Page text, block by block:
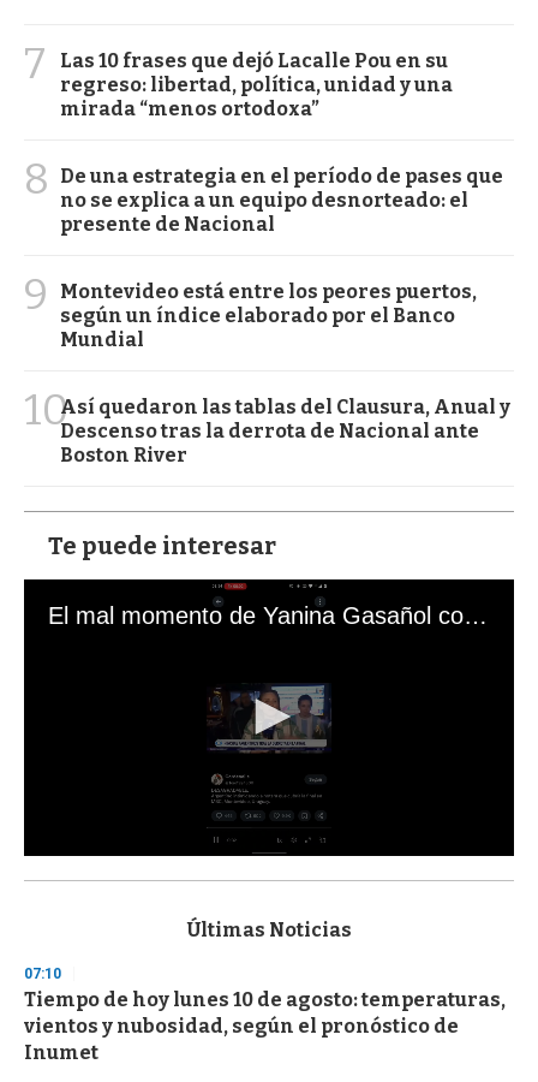
7
Las 10 frases que dejó Lacalle Pou en su
regreso: libertad, política, unidad y una
mirada “menos ortodoxa”
8
De una estrategia en el período de pases que
no se explica a un equipo desnorteado: el
presente de Nacional
9
Montevideo está entre los peores puertos,
según un índice elaborado por el Banco
Mundial
10Así quedaron las tablas del Clausura, Anual y
Descenso tras la derrota de Nacional ante
Boston River
Te puede interesar
El mal momento de Yanina Gasañol con un hincha argentino en "Subrayado"
s
d
s
o
f
3
Últimas Noticias
07:10
Tiempo de hoy lunes 10 de agosto: temperaturas,
vientos y nubosidad, según el pronóstico de
Inumet